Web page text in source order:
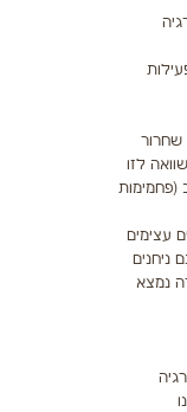
שחרור
לזו
האנרגיה הוא מעורב (פחמימות
עצימים
ניחנים
נמצא